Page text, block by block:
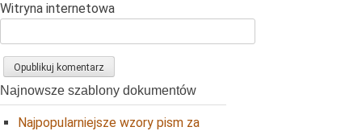
Witryna internetowa
Najnowsze szablony dokumentów
Najpopularniejsze wzory pism za